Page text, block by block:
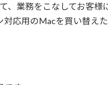
、業務をこなしてお客様
応用のMacを買い替えた